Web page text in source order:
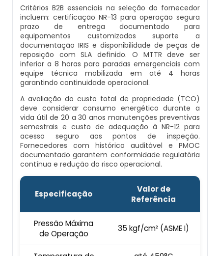
Caldeiras E Aquecedores
Caldeiras E Vasos De Pressão
Comprar Caldeira
Controle E Automação De Caldeiras
Curso De Segurança Na Operação De
Caldeiras
Curso Operação De Caldeira
Curso Treinamento De Segurança Na
Operação De Caldeiras
Economizador Para Caldeiras
Empresa De Serviços Caldeiraria
Inspeção Dimensional De Caldeiraria
Inspeção Dimensional De Caldeiraria E
Tubulação
Inspeção Em Caldeiras
Inspeção Em Caldeiras Aquatubulares
Inspeção Inicial Em Caldeiras
Inspeção Nas Caldeiras
Inspeção Periodica Em Caldeiras
Manutenção E Inspeção De Caldeiras
Plano De Inspeção De Caldeiras
Montagem Caldeiras
Montagem De Caldeiras
Montagem De Caldeiras A Vapor
Montagem De Caldeiras Preço
Montagem De Caldeiras A Gás
Montagem De Caldeiras A Lenha
Montagem De Caldeiras A Pellets
Montagem De Caldeiras De Aquecimento
Montagem De Caldeiras Empresa
Preço Montagem De Caldeira A Gás
Comprar Caldeira A Vapor
Comprar Caldeira De Vapor
Distribuidor De Caldeira A Vapor
Empresa De Caldeira A Vapor
Fabrica De Caldeira A Vapor
Fabricante De Caldeira A Vapor
Ferro Com Caldeira A Vapor
Fornecedor De Caldeira A Vapor
Onde Comprar Caldeira A Vapor
Peças Para Caldeira A Vapor
Manutenção De Caldeira A Gás
Onde Comprar Caldeira A Gás
Peças Para Caldeira A Gás
Queimador De Caldeira A Gás
Queimador Para Caldeira A Gás
Serviço De Manutenção Caldeira A Gás
Valor Caldeira A Gás
Peças De Caldeiras
Melhor Caldeira Gás Natural
Critérios B2B essenciais na seleção do fornecedor
incluem: certificação NR-13 para operação segura
prazo de entrega documentado para
equipamentos customizados suporte a
documentação IRIS e disponibilidade de peças de
reposição com SLA definido. O MTTR deve ser
inferior a 8 horas para paradas emergenciais com
equipe técnica mobilizada em até 4 horas
garantindo continuidade operacional.
A avaliação do custo total de propriedade (TCO)
deve considerar consumo energético durante a
vida útil de 20 a 30 anos manutenções preventivas
semestrais e custo de adequação à NR-12 para
acesso seguro aos pontos de inspeção.
Fornecedores com histórico auditável e PMOC
documentado garantem conformidade regulatória
contínua e redução do risco operacional.
Especificação
Valor de
Referência
Pressão Máxima
de Operação
35 kgf/cm² (ASME I)